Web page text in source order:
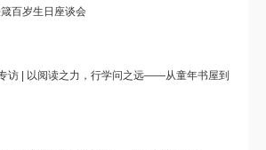
百岁生日座谈会
访 | 以阅读之力，行学问之远——从童年书屋到